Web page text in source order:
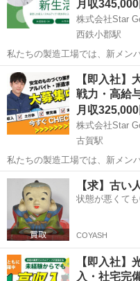
月収345,000
株式会社Star
西鉄小郡駅
私たちの製造工場では、新メン
プロセスにおいて、品質と効率
た製品作りに貢献していただき
サポートが整っているため、安
福岡 西鉄小郡駅
【即入社】
戦力・高給
月収325,000
株式会社Star
古賀駅
私たちの製造工場では、新メン
プロセスにおいて、品質と効率
た製品作りに貢献していただき
サポートが整っているため、安
福岡 古賀市 古賀駅
【求】古い
状態が悪くて
COYASH
【即入社】
入・社宅完